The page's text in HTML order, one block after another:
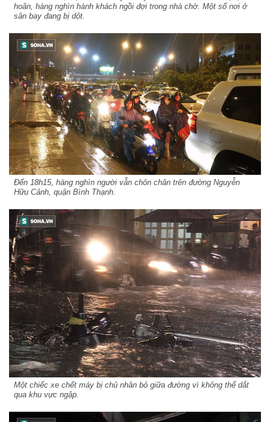
hoãn, hàng nghìn hành khách ngồi đợi trong nhà chờ. Một số nơi ở
sân bay đang bị dột.
Đến 18h15, hàng nghìn người vẫn chôn chân trên đường Nguyễn
Hữu Cảnh, quận Bình Thạnh.
Một chiếc xe chết máy bị chủ nhân bỏ giữa đường vì không thể dắt
qua khu vực ngập.